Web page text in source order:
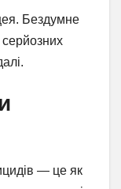
Бездумне
— це як